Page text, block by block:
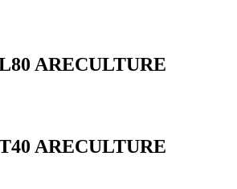
ARECULTURE
ARECULTURE